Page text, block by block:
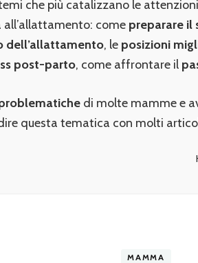
che più catalizzano le
come preparare il
dell’allattamento, le posizioni
post-parto, come affrontare il
di molte mamme e
questa tematica con molti
MAMMA